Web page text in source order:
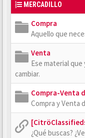
MERCADILLO
Compra
Aquello que
Venta
Ese material
cambiar.
Compra-Venta
Compra y Venta
¿Qué buscas?